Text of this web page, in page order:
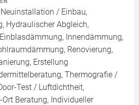
/ Einbau,
Hydraulischer Abgleich,
Innendämmung,
Renovierung,
Erstellung
Thermografie /
Test / Luftdichtheit,
Ort Beratung, Individueller